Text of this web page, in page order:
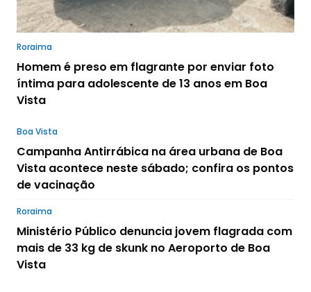
Roraima
Homem é preso em flagrante por enviar foto
íntima para adolescente de 13 anos em Boa
Vista
Boa Vista
Campanha Antirrábica na área urbana de Boa
Vista acontece neste sábado; confira os pontos
de vacinação
Roraima
Ministério Público denuncia jovem flagrada com
mais de 33 kg de skunk no Aeroporto de Boa
Vista